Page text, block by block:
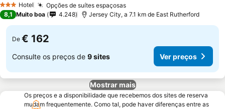
3 EstrelasHotel Opções de suítes espaçosas
8,1 Muito boa 4.248 Jersey City, a 7.1 km de East Rutherford
De € 162
Consulte os preços de 9 sites Ver preços
Mostrar mais
Os preços e a disponibilidade que recebemos dos sites de reserva
mudam frequentemente. Como tal, pode haver diferenças entre as